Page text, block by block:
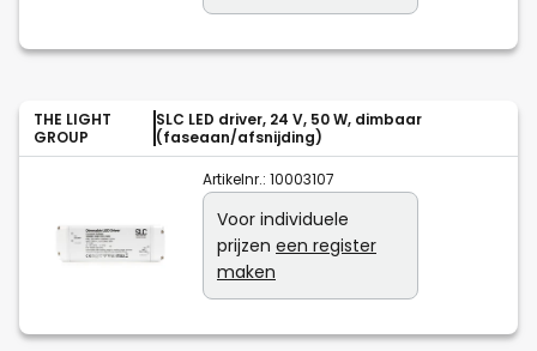
THE LIGHT
GROUP
SLC LED driver, 24 V, 50 W, dimbaar
(faseaan/afsnijding)
Artikelnr.: 10003107
Voor individuele
prijzen een register
maken